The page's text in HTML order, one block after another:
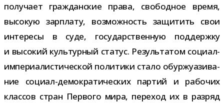
полу­чает граж­дан­ские права, сво­бод­ное время,
высо­кую зар­плату, воз­мож­ность защи­тить свои
инте­ресы в суде, госу­дар­ствен­ную под­держку
и высо­кий куль­тур­ный ста­тус. Результатом социал-​
империалистической поли­тики стало обур­жу­а­зи­ва­
ние социал-​демократических пар­тий и рабо­чих
клас­сов стран Первого мира, пере­ход их в раз­ряд